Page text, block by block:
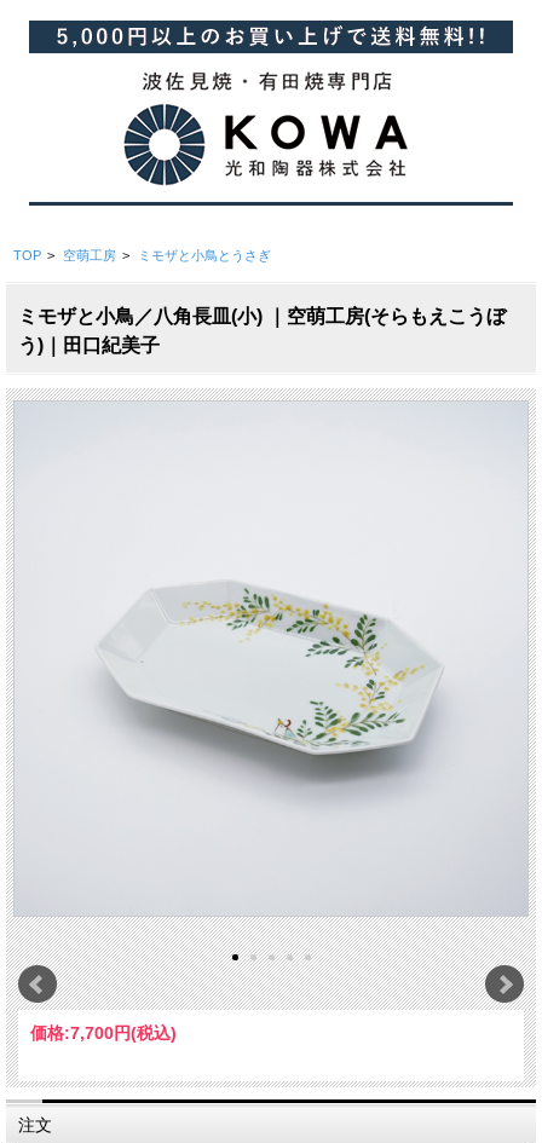
TOP > 空萌工房 > ミモザと小鳥とうさぎ
ミモザと小鳥／八角長皿(小) ｜空萌工房(そらもえこうぼ
う)｜田口紀美子
価格:7,700円(税込)
注文